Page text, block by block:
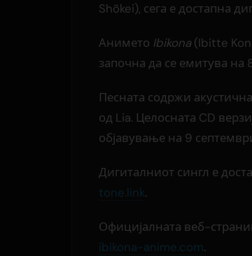
Shōkei), сега е достапна
Анимето Ibikona (Ibitte
започна да се емитува на
Песната содржи
од Lia. Целосната CD
објавување на 9
Дигиталниот сингл е
tone.link.
Официјалната веб-
ibikona-anime.com.